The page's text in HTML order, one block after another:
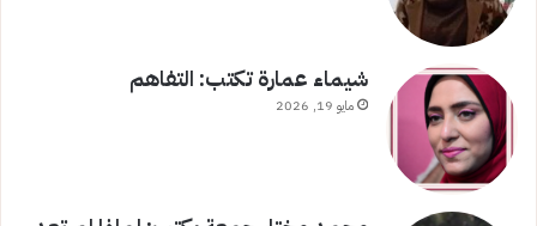
شيماء عمارة تكتب: التفاهم
مايو 19, 2026